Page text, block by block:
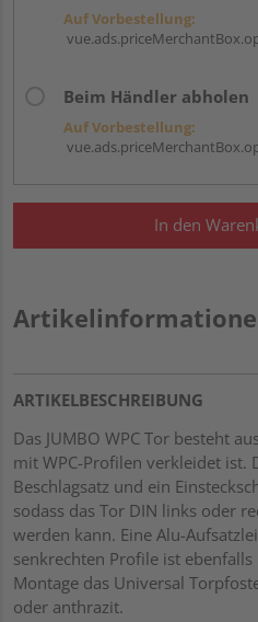
Auf Vorbestellung:
Beim Händler abholen
Auf Vorbestellung:
In den
ARTIKELBESCHREIBUNG
Das JUMBO WPC Tor besteht
mit WPC-Profilen verkleidet ist.
Beschlagsatz und ein
sodass das Tor DIN links oder
werden kann. Eine Alu-
senkrechten Profile ist
Montage das Universal
oder anthrazit.